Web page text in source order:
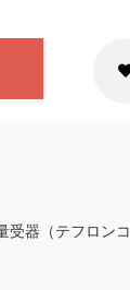
受器（テフロンコ